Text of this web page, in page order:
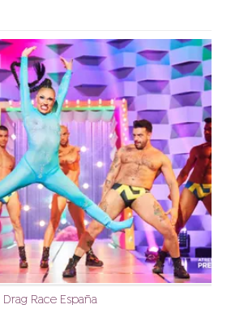
Race España